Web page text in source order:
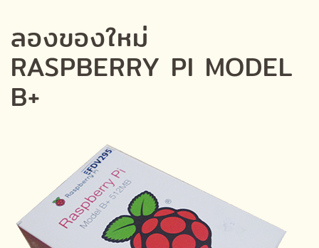
ลองของใหม่
RASPBERRY PI MODEL
B+